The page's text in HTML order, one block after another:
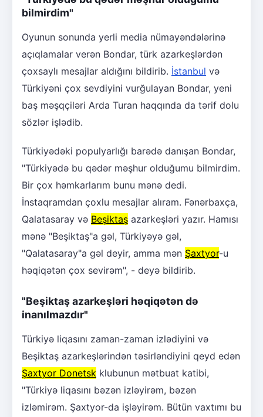
bilmirdim"
Oyunun sonunda yerli media nümayəndələrinə
açıqlamalar verən Bondar, türk azarkeşlərdən
çoxsaylı mesajlar aldığını bildirib. İstanbul və
Türkiyəni çox sevdiyini vurğulayan Bondar, yeni
baş məşqçiləri Arda Turan haqqında da tərif dolu
sözlər işlədib.
Türkiyədəki populyarlığı barədə danışan Bondar,
"Türkiyədə bu qədər məşhur olduğumu bilmirdim.
Bir çox həmkarlarım bunu mənə dedi.
İnstaqramdan çoxlu mesajlar alıram. Fənərbaxça,
Qalatasaray və Beşiktaş azarkeşləri yazır. Hamısı
mənə "Beşiktaş"a gəl, Türkiyəyə gəl,
"Qalatasaray"a gəl deyir, amma mən Şaxtyor-u
həqiqətən çox sevirəm", - deyə bildirib.
"Beşiktaş azarkeşləri həqiqətən də
inanılmazdır"
Türkiyə liqasını zaman-zaman izlədiyini və
Beşiktaş azarkeşlərindən təsirləndiyini qeyd edən
Şaxtyor Donetsk klubunun mətbuat katibi,
"Türkiyə liqasını bəzən izləyirəm, bəzən
izləmirəm. Şaxtyor-da işləyirəm. Bütün vaxtımı bu